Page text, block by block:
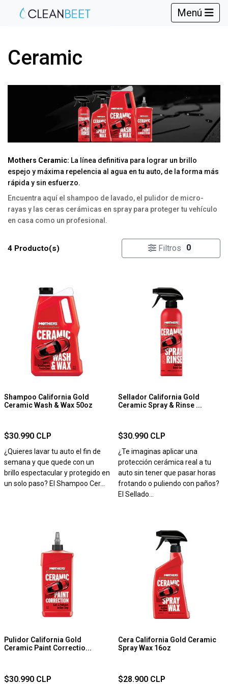
Menú
Ceramic
Mothers Ceramic: La línea definitiva para lograr un brillo
espejo y máxima repelencia al agua en tu auto, de la forma más
rápida y sin esfuerzo.
Encuentra aquí el shampoo de lavado, el pulidor de micro-
rayas y las ceras cerámicas en spray para proteger tu vehículo
en casa como un profesional.
4 Producto(s) Filtros 0
Shampoo California Gold
Ceramic Wash & Wax 50oz
$30.990 CLP
¿Quieres lavar tu auto el fin de
semana y que quede con un
brillo espectacular y protegido en
un solo paso? El Shampoo Cer...
Sellador California Gold
Ceramic Spray & Rinse ...
$30.990 CLP
¿Te imaginas aplicar una
protección cerámica real a tu
auto sin tener que pasar horas
frotando o puliendo con paños?
El Sellado...
Pulidor California Gold
Ceramic Paint Correctio...
$30.990 CLP
Cera California Gold Ceramic
Spray Wax 16oz
$28.900 CLP